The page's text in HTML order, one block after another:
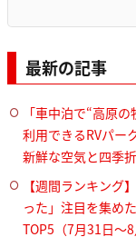
最新の記事
「車中泊で“高原
利用できるRVパー
新鮮な空気と四季
【週間ランキン
った」注目を集め
TOP5（7月31日〜8